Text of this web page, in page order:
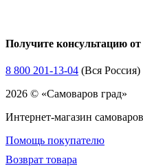
Получите консультацию
8 800 201-13-04 (Вся Россия)
2026 © «Самоваров град»
Интернет-магазин
Помощь покупателю
Возврат товара